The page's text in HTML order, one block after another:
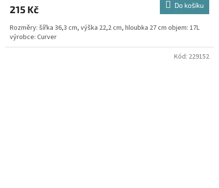
215 Kč Do košíku
Rozměry: šířka 36,3 cm, výška 22,2 cm, hloubka 27 cm objem: 17L
výrobce: Curver
Kód: 229152